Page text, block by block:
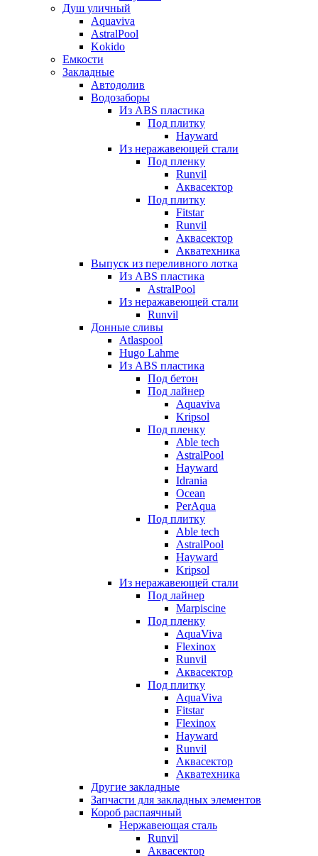
Душ уличный
Aquaviva
AstralPool
Kokido
Емкости
Закладные
Автодолив
Водозаборы
Из ABS пластика
Под плитку
Hayward
Из неражавеющей стали
Под пленку
Runvil
Аквасектор
Под плитку
Fitstar
Runvil
Аквасектор
Акватехника
Выпуск из переливного лотка
Из ABS пластика
AstralPool
Из неражавеющей стали
Runvil
Донные сливы
Atlaspool
Hugo Lahme
Из ABS пластика
Под бетон
Под лайнер
Aquaviva
Kripsol
Под пленку
Able tech
AstralPool
Hayward
Idrania
Ocean
PerAqua
Под плитку
Able tech
AstralPool
Hayward
Kripsol
Из неражавеющей стали
Под лайнер
Marpiscine
Под пленку
AquaViva
Flexinox
Runvil
Аквасектор
Под плитку
AquaViva
Fitstar
Flexinox
Hayward
Runvil
Аквасектор
Акватехника
Другие закладные
Запчасти для закладных элементов
Короб распаячный
Нержавеющая сталь
Runvil
Аквасектор